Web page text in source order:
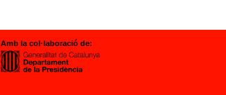
Amb la col·laboració de: